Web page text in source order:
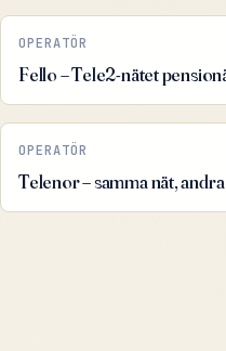
OPERATÖR
Fello – Tele2-nätet
OPERATÖR
Telenor – samma nät,